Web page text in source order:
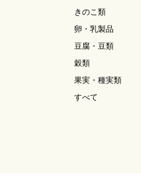
きのこ類
卵・乳製品
豆腐・豆類
穀類
果実・種実類
すべて